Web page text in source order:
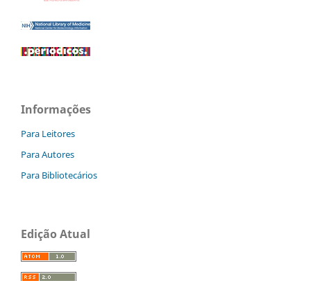
Informações
Para Leitores
Para Autores
Para Bibliotecários
Edição Atual